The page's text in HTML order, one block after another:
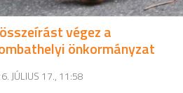
végez a
önkormányzat
JÚLIUS 17., 11:58